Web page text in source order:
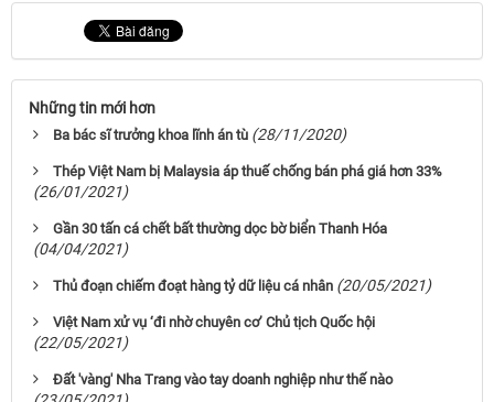
Những tin mới hơn
Ba bác sĩ trưởng khoa lĩnh án tù (28/11/2020)
Thép Việt Nam bị Malaysia áp thuế chống bán phá giá hơn 33%
(26/01/2021)
Gần 30 tấn cá chết bất thường dọc bờ biển Thanh Hóa
(04/04/2021)
Thủ đoạn chiếm đoạt hàng tỷ dữ liệu cá nhân (20/05/2021)
Việt Nam xử vụ ‘đi nhờ chuyên cơ’ Chủ tịch Quốc hội
(22/05/2021)
Đất 'vàng' Nha Trang vào tay doanh nghiệp như thế nào